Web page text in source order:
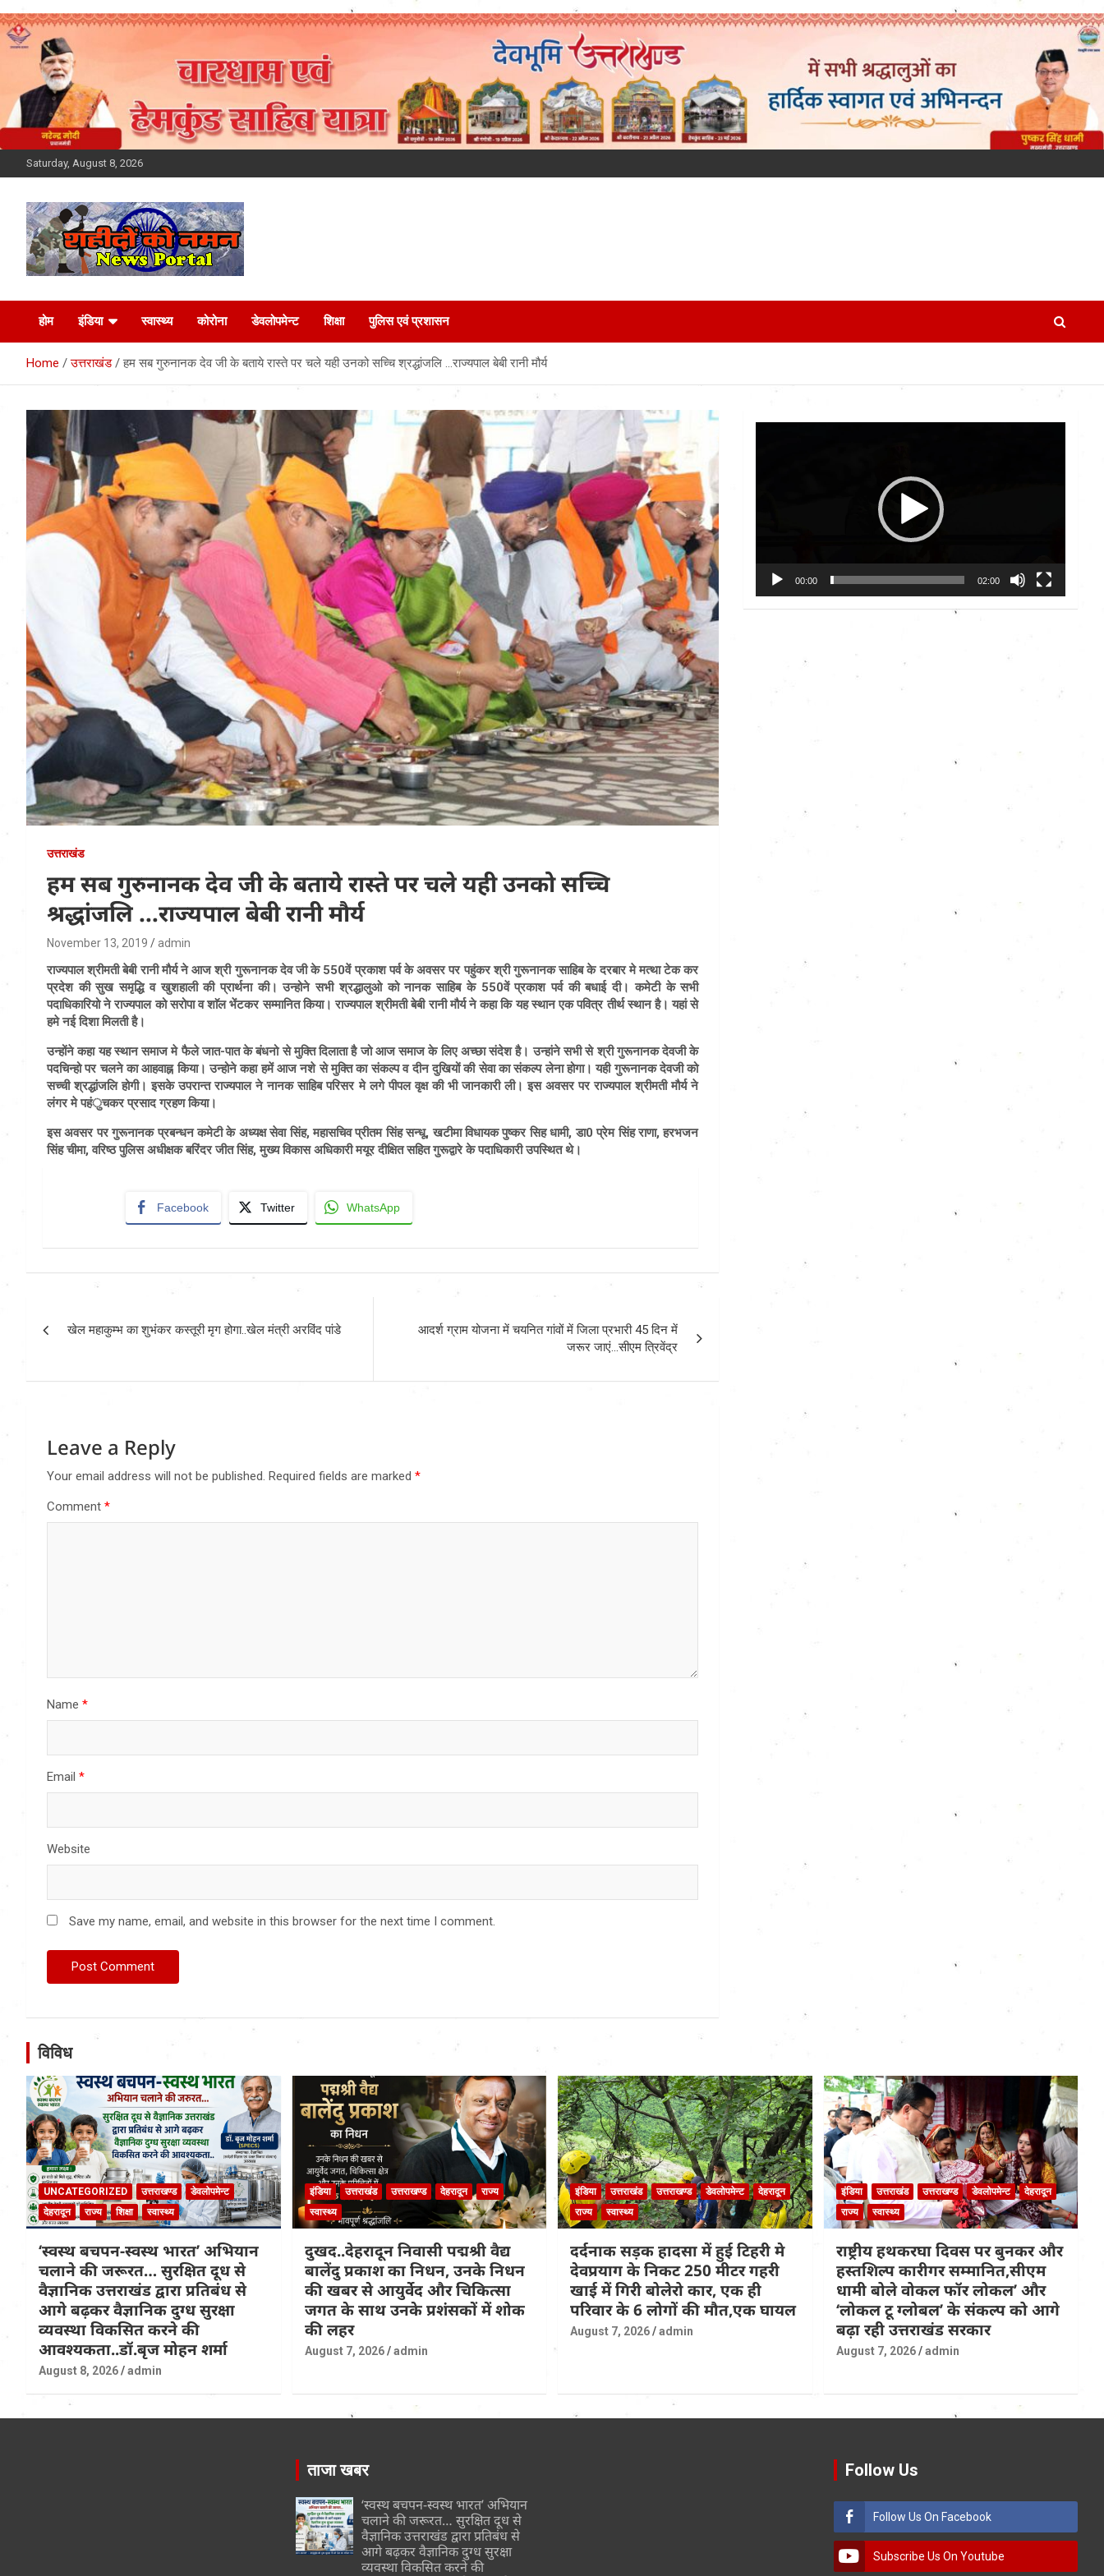
Skip
to
Saturday, August 8, 2026
Latest News Today,
Breaking News,
Uttarakhand News in
Hindi
होम इंडिया स्वास्थ्य कोरोना डेवलोपमेन्ट शिक्षा पुलिस एवं प्रशासन
Home उत्तराखंड हम सब गुरुनानक देव जी के बताये रास्ते पर चले यही उनको सच्चि श्रद्धांजलि …राज्यपाल बेबी रानी मौर्य
उत्तराखंड
हम सब गुरुनानक देव जी के बताये रास्ते पर चले यही उनको सच्चि
श्रद्धांजलि …राज्यपाल बेबी रानी मौर्य
November 13, 2019 admin
राज्यपाल श्रीमती बेबी रानी मौर्यने आजश्री गुरूनानक देव जी के 550वें प्रकाश पर्वके अवसर पर पहुंकर श्री गुरूनानक साहिब के दरबार मे मत्था टेक कर
प्रदेश की सुख समृद्धि व खुशहाली की प्रार्थना की। उन्होने सभी श्रद्धालुओ को नानक साहिब के 550वें प्रकाश पर्व की बधाई दी। कमेटी के सभी
पदाधिकारियो ने राज्यपाल को सरोपा व शाॅल भेंटकर सम्मानित किया। राज्यपाल श्रीमती बेबी रानी मौर्य ने कहा कि यह स्थान एक पवित्र तीर्थ स्थान है। यहां से
हमे नई दिशा मिलती है।
उन्होंने कहा यह स्थान समाज मे फैले जात-पात के बंधनो से मुक्ति दिलाता है जो आज समाज के लिए अच्छा संदेश है। उन्हांने सभी से श्री गुरूनानक देवजी के
पदचिन्हो पर चलने का आहवाह्न किया। उन्होने कहा हमें आज नशे से मुक्ति का संकल्प व दीन दुखियों की सेवा का संकल्प लेना होगा। यही गुरूनानक देवजी को
सच्ची श्रद्धांजलि होगी। इसके उपरान्त राज्यपाल ने नानक साहिब परिसर मे लगे पीपल वृक्ष की भी जानकारी ली। इस अवसर पर राज्यपाल श्रीमती मौर्य ने
लंगर मे पहंुचकर प्रसाद ग्रहण किया।
इस अवसर पर गुरूनानक प्रबन्धन कमेटी के अध्यक्ष सेवा सिंह, महासचिव प्रीतम सिंह सन्धू, खटीमा विधायक पुष्कर सिह धामी, डा0 प्रेम सिंह राणा, हरभजन
सिंह चीमा, वरिष्ठ पुलिस अधीक्षक बरिंदर जीत सिंह, मुख्य विकास अधिकारी मयूर दीक्षित सहित गुरूद्वारे के पदाधिकारी उपस्थित थे।
Facebook Twitter WhatsApp
Post
navigation
खेल महाकुम्भ का शुभंकर कस्तूरी मृग होगा..खेल मंत्री अरविंद पांडे
आदर्श ग्राम योजना में चयनित गांवों में जिला प्रभारी 45 दिन में
जरूर जाएं…सीएम त्रिवेंद्र
Leave a Reply
Your email address will not be published. Required fields are marked *
Comment *
Name *
Email *
Website
Save my name, email, and website in this browser for the next time I comment.
00:00 02:00
विविध
UNCATEGORIZED उत्तराखण्ड
डेवलोपमेन्ट
देहरादून
राज्य शिक्षा स्वास्थ्य
‘स्वस्थ बचपन-स्वस्थ भारत’ अभियान
चलाने की जरूरत… सुरक्षित दूध से
वैज्ञानिक उत्तराखंड द्वारा प्रतिबंध से
आगे बढ़कर वैज्ञानिक दुग्ध सुरक्षा
व्यवस्था विकसित करने की
आवश्यकता..डॉ.बृज मोहन शर्मा
August 8, 2026 admin
इंडिया उत्तराखंड उत्तराखण्ड देहरादून
राज्य
स्वास्थ्य
दुखद..देहरादून निवासी पद्मश्री वैद्य
बालेंदु प्रकाश का निधन, उनके निधन
की खबर से आयुर्वेद और चिकित्सा
जगत के साथ उनके प्रशंसकों में शोक
की लहर
August 7, 2026 admin
इंडिया उत्तराखंड उत्तराखण्ड डेवलोपमेन्ट
देहरादून
राज्य
स्वास्थ्य
दर्दनाक सड़क हादसा में हुई टिहरी मे
देवप्रयाग के निकट 250 मीटर गहरी
खाई में गिरी बोलेरो कार, एक ही
परिवार के 6 लोगों की मौत,एक घायल
August 7, 2026 admin
इंडिया उत्तराखंड उत्तराखण्ड डेवलोपमेन्ट
देहरादून
राज्य
स्वास्थ्य
राष्ट्रीय हथकरघा दिवस पर बुनकर और
हस्तशिल्प कारीगर सम्मानित,सीएम
धामी बोले वोकल फॉर लोकल’ और
‘लोकल टू ग्लोबल’ के संकल्प को आगे
बढ़ा रही उत्तराखंड सरकार
August 7, 2026 admin
ताजा खबर
‘स्वस्थ बचपन-स्वस्थ भारत’ अभियान
चलाने की जरूरत… सुरक्षित दूध से
वैज्ञानिक उत्तराखंड द्वारा प्रतिबंध से
आगे बढ़कर वैज्ञानिक दुग्ध सुरक्षा
व्यवस्था विकसित करने की
Follow Us
Follow Us On Facebook
Subscribe Us On Youtube